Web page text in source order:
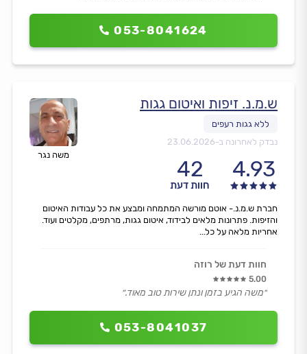
053-8041624
משה נגר
ש.מ.נ. זיפות ואיטום גגות
נבדק לאחרונה ב-23.06.2026
4.93
42
חוות דעת
053-8041037
חברת ש.מ.נ.- אוטם מורשה המתמחה ומבצע את כל עבודות האיטום
והזיפות. פתרונות מלאים לבידוד, איטום גגות, מרתפים, מקלטים ועוד.
אחריות מלאה על כל...
חוות דעת של רוזה
5.00
״משה הגיע בזמן ונתן שירות טוב מאוד.״